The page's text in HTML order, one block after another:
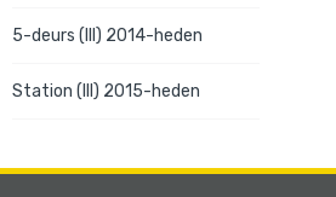
5-deurs (III) 2014-heden
Station (III) 2015-heden